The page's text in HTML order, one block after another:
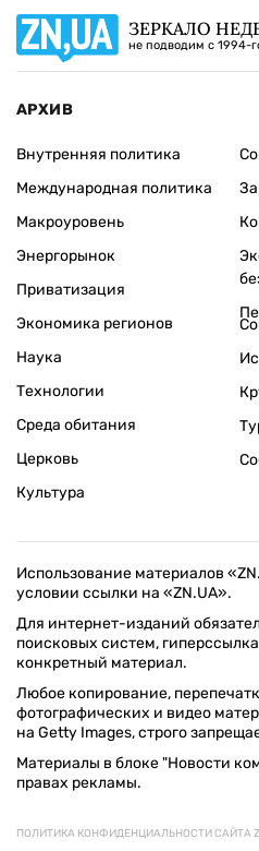
ЗЕРКАЛО
не подводим с 1994-
АРХИВ
Внутренняя политика
Международная политика
Макроуровень
Энергорынок
Приватизация
Экономика регионов
Наука
Технологии
Среда обитания
Церковь
Культура
Использование материалов
условии ссылки на «ZN.UA».
Для интернет-изданий
поисковых систем,
конкретный материал.
Любое копирование,
фотографических и видео
на Getty Images, строго
Материалы в блоке "Новости
правах рекламы.
ПОЛИТИКА КОНФИДЕНЦИАЛЬНОСТИ САЙТА